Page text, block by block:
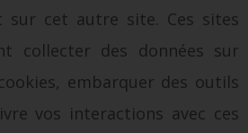
sur cet autre site. Ces sites
collecter des données sur
embarquer des outils
vos interactions avec ces